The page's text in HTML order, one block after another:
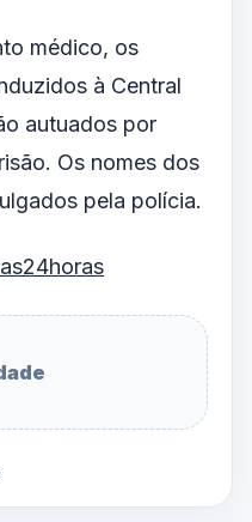
médico, os
à Central
autuados por
Os nomes dos
pela polícia.